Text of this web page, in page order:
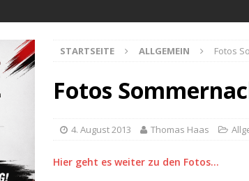
STARTSEITE ALLGEMEIN Fotos
Fotos
4. August 2013 Thomas Haas
Hier geht es weiter zu den Fotos…